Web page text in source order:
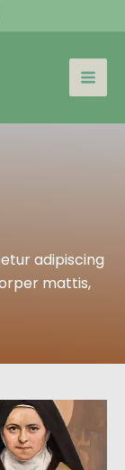
adipiscing
mattis,